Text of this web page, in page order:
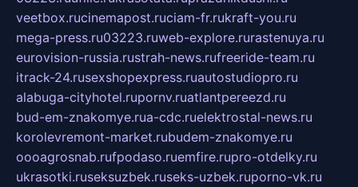
veetbox.rucinemapost.ruciam-fr.rukraft-you.ru
mega-press.ru03223.ruweb-explore.rurastenuya.ru
eurovision-russia.rustrah-news.rufreeride-team.ru
itrack-24.rusexshopexpress.ruautostudiopro.ru
alabuga-cityhotel.rupornv.ruatlantpereezd.ru
bud-em-znakomye.rua-cdc.ruelektrostal-news.ru
korolevremont-market.rubudem-znakomye.ru
oooagrosnab.rufpodaso.ruemfire.rupro-otdelky.ru
ukrasotki.ruseksuzbek.ruseks-uzbek.ruporno-vk.ru